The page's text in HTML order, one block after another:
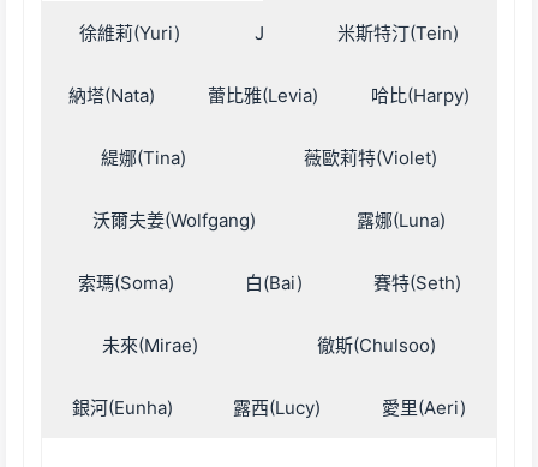
徐維莉(Yuri) J 米斯特汀(Tein)
納塔(Nata) 蕾比雅(Levia) 哈比(Harpy)
緹娜(Tina) 薇歐莉特(Violet)
沃爾夫姜(Wolfgang) 露娜(Luna)
索瑪(Soma) 白(Bai) 賽特(Seth)
未來(Mirae) 徹斯(Chulsoo)
銀河(Eunha) 露西(Lucy) 愛里(Aeri)